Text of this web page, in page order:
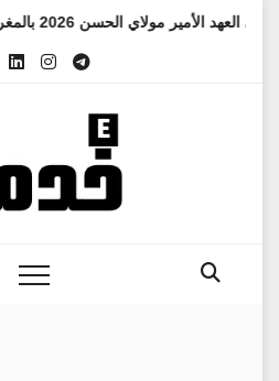
ولي العهد الأمير مولاي الحسن 2026 بالمغرب